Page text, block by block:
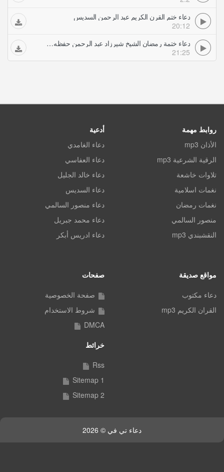
دعاء ختم القرن الكريم عبد الرحمن السديس
20:12
دعاء ختمة رمضان الشيخ شيرزاد عبد الرحمن حفظه الله
21:25
روابط مهمة
الأذان mp3
الرقية الشرعية mp3
تلاوات خاشعة
نغمات اسلامية
نغمات رمضان
منصور السالمي
النقشبندي mp3
أدعية
دعاء الغامدي
دعاء العفاسي
دعاء خالد الجليل
دعاء السديس
دعاء منصور السالمي
دعاء محمد جبريل
دعاء ادريس أبكر
مواقع صديقة
دعاء مكتوب
القران الكريم mp3
صفحات
صفحة الخصوصية
شروط الاستخدام
DMCA
خرائط
Rss
Sitemap 1
Sitemap 2
دعاء تي في © 2026